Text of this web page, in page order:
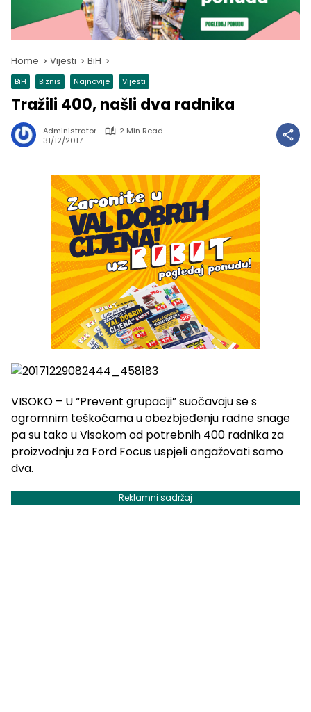
Home Vijesti BiH
BiH Biznis Najnovije Vijesti
Tražili 400, našli dva radnika
Administrator
2 Min Read
31/12/2017
VISOKO – U “Prevent grupaciji” suočavaju se s
ogromnim teškoćama u obezbjeđenju radne snage
pa su tako u Visokom od potrebnih 400 radnika za
proizvodnju za Ford Focus uspjeli angažovati samo
dva.
Reklamni sadržaj